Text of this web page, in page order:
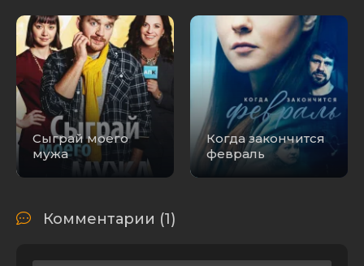
Сыграй моего
мужа
Когда закончится
февраль
Комментарии (1)